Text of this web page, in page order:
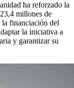
ha reforzado la
millones de
la financiación del
la iniciativa a
y garantizar su